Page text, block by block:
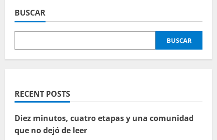
BUSCAR
BUSCAR
RECENT POSTS
Diez minutos, cuatro etapas y una comunidad
que no dejó de leer